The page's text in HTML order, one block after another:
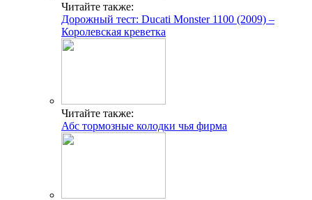
Читайте также:
Дорожный тест: Ducati Monster 1100 (2009) –
Королевская креветка
Читайте также:
Абс тормозные колодки чья фирма